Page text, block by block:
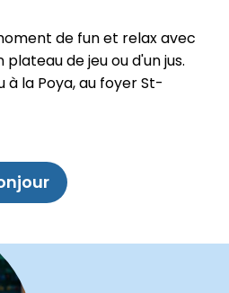
de fun et relax avec
de jeu ou d'un jus.
à la Poya, au foyer St-